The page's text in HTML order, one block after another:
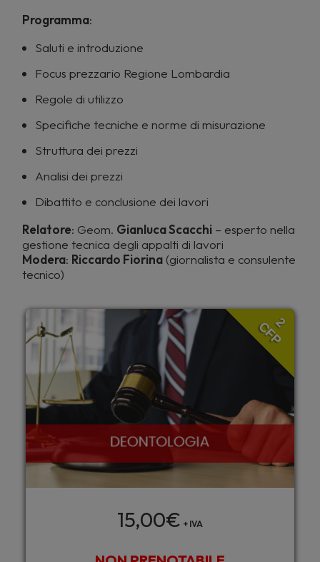
Programma:
Saluti e introduzione
Focus prezzario Regione Lombardia
Regole di utilizzo
Specifiche tecniche e norme di misurazione
Struttura dei prezzi
Analisi dei prezzi
Dibattito e conclusione dei lavori
Relatore: Geom. Gianluca Scacchi – esperto nella
gestione tecnica degli appalti di lavori
Modera: Riccardo Fiorina (giornalista e consulente
tecnico)
2
CFP
15,00€ + IVA